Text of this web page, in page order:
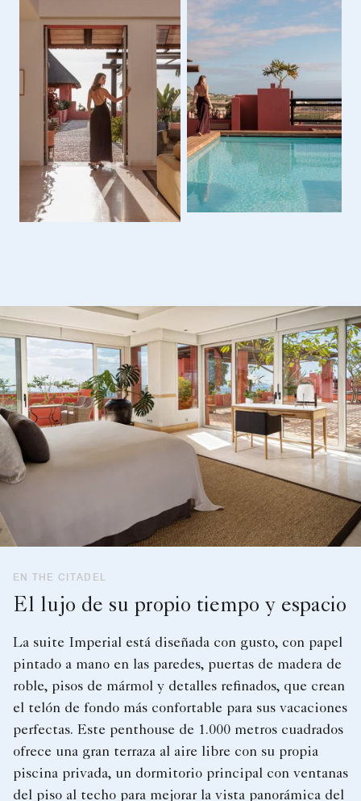
EN THE CITADEL
El lujo de su propio tiempo y espacio
La suite Imperial está diseñada con gusto, con papel
pintado a mano en las paredes, puertas de madera de
roble, pisos de mármol y detalles refinados, que crean
el telón de fondo más confortable para sus vacaciones
perfectas. Este penthouse de 1.000 metros cuadrados
ofrece una gran terraza al aire libre con su propia
piscina privada, un dormitorio principal con ventanas
del piso al techo para mejorar la vista panorámica del